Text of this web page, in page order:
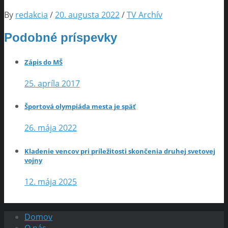
By redakcia /20. augusta 2022/TV Archív
Podobné príspevky
Zápis do MŠ
25. apríla 2017
Športová olympiáda mesta je späť
26. mája 2022
Kladenie vencov pri príležitosti skončenia druhej svetovej
vojny
12. mája 2025
Domov